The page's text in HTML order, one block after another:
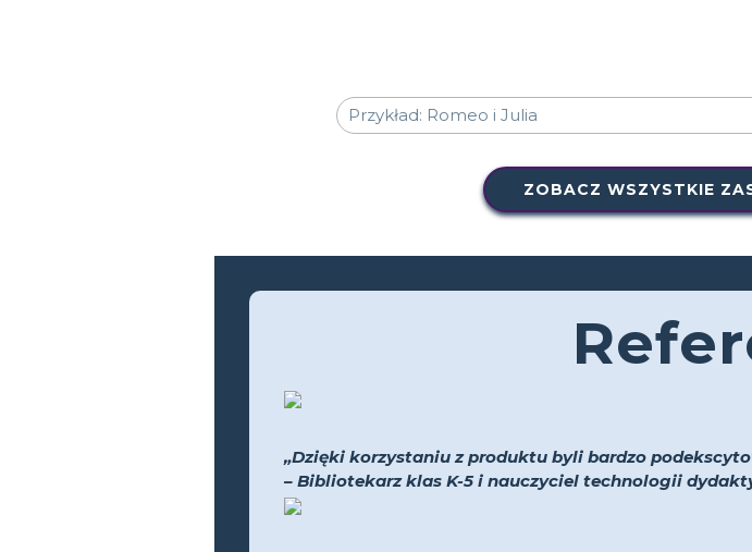
ZOBACZ WSZYSTKIE
„Dzięki korzystaniu z produktu byli bardzo
– Bibliotekarz klas K-5 i nauczyciel technologii